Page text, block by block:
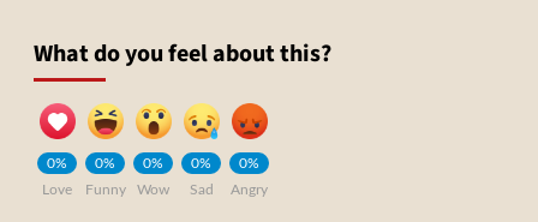
What do you feel about this?
0%
Love
0%
Funny
0%
Wow
0%
Sad
0%
Angry